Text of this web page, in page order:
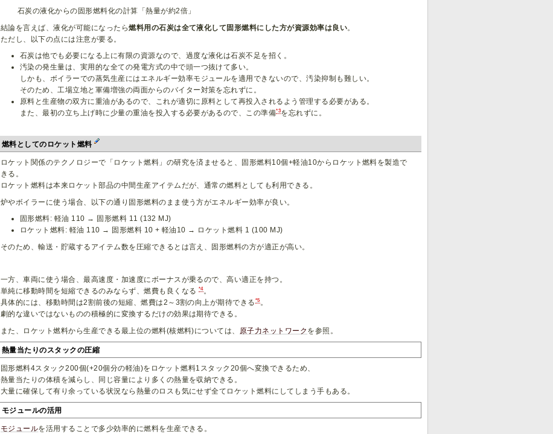
石炭の液化からの固形燃料化の計算「熱量が約2倍」
結論を言えば、液化が可能になったら燃料用の石炭は全て液化して固形燃料にした方が資源効率は良い。
ただし、以下の点には注意が要る。
石炭は他でも必要になる上に有限の資源なので、過度な液化は石炭不足を招く。
汚染の発生量は、実用的な全ての発電方式の中で頭一つ抜けて多い。
しかも、ボイラーでの蒸気生産にはエネルギー効率モジュールを適用できないので、汚染抑制も難しい。
そのため、工場立地と軍備増強の両面からのバイター対策を忘れずに。
原料と生産物の双方に重油があるので、これが適切に原料として再投入されるよう管理する必要がある。
また、最初の立ち上げ時に少量の重油を投入する必要があるので、この準備*3を忘れずに。
燃料としてのロケット燃料
ロケット関係のテクノロジーで「ロケット燃料」の研究を済ませると、固形燃料10個+軽油10からロケット燃料を製造で
きる。
ロケット燃料は本来ロケット部品の中間生産アイテムだが、通常の燃料としても利用できる。
炉やボイラーに使う場合、以下の通り固形燃料のまま使う方がエネルギー効率が良い。
固形燃料: 軽油 110 → 固形燃料 11 (132 MJ)
ロケット燃料: 軽油 110 → 固形燃料 10 + 軽油10 → ロケット燃料 1 (100 MJ)
そのため、輸送・貯蔵するアイテム数を圧縮できるとは言え、固形燃料の方が適正が高い。
一方、車両に使う場合、最高速度・加速度にボーナスが乗るので、高い適正を持つ。
単純に移動時間を短縮できるのみならず、燃費も良くなる *4。
具体的には、移動時間は2割前後の短縮、燃費は2～3割の向上が期待できる *5。
劇的な違いではないものの積極的に変換するだけの効果は期待できる。
また、ロケット燃料から生産できる最上位の燃料(核燃料)については、 原子力ネットワーク を参照。
熱量当たりのスタックの圧縮
固形燃料4スタック200個(+20個分の軽油)をロケット燃料1スタック20個へ変換できるため、
熱量当たりの体積を減らし、同じ容量により多くの熱量を収納できる。
大量に確保して有り余っている状況なら熱量のロスも気にせず全てロケット燃料にしてしまう手もある。
モジュールの活用
モジュールを活用することで多少効率的に燃料を生産できる。